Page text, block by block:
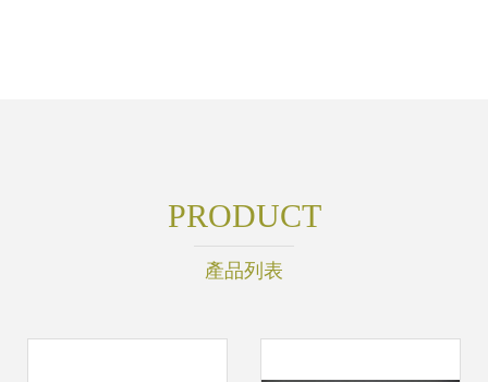
PRODUCT
產品列表